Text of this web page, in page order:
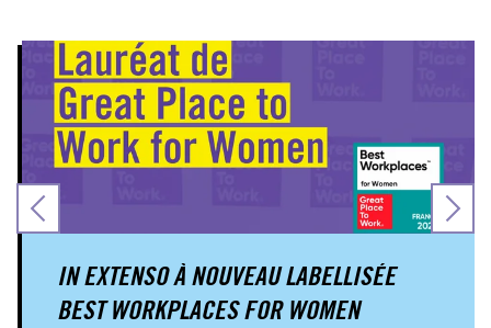
IN EXTENSO À NOUVEAU LABELLISÉE
BEST WORKPLACES FOR WOMEN